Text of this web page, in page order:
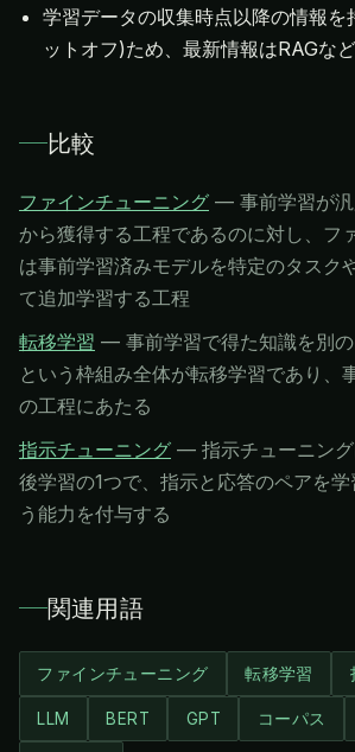
学習データの収集時点以降の情報を
ットオフ)ため、最新情報はRAGな
比較
ファインチューニング — 事前学習が
から獲得する工程であるのに対し、フ
は事前学習済みモデルを特定のタスク
て追加学習する工程
転移学習 — 事前学習で得た知識を別
という枠組み全体が転移学習であり、
の工程にあたる
指示チューニング — 指示チューニン
後学習の1つで、指示と応答のペアを
う能力を付与する
関連用語
ファインチューニング 転移学習
LLM BERT GPT コーパス